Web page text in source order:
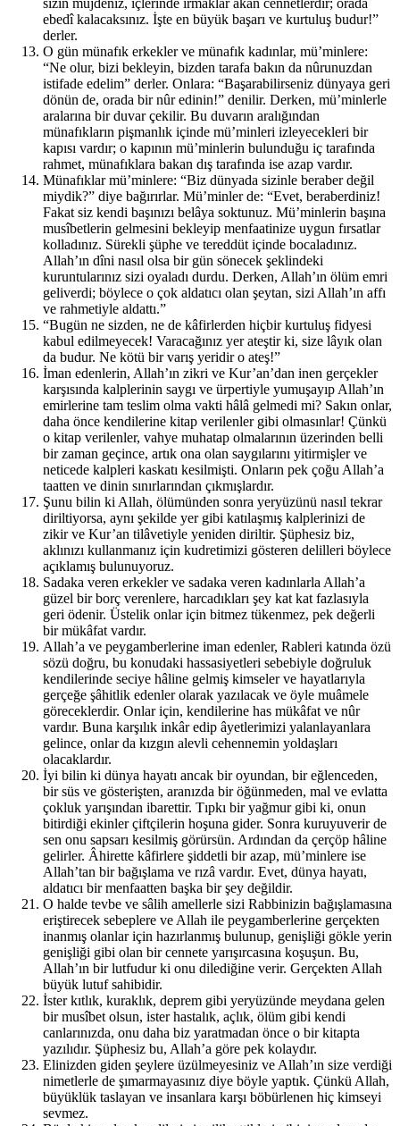
sizin müjdeniz, içlerinde ırmaklar akan cennetlerdir; orada
ebedî kalacaksınız. İşte en büyük başarı ve kurtuluş budur!”
derler.
O gün münafık erkekler ve münafık kadınlar, mü’minlere:
“Ne olur, bizi bekleyin, bizden tarafa bakın da nûrunuzdan
istifade edelim” derler. Onlara: “Başarabilirseniz dünyaya geri
dönün de, orada bir nûr edinin!” denilir. Derken, mü’minlerle
aralarına bir duvar çekilir. Bu duvarın aralığından
münafıkların pişmanlık içinde mü’minleri izleyecekleri bir
kapısı vardır; o kapının mü’minlerin bulunduğu iç tarafında
rahmet, münafıklara bakan dış tarafında ise azap vardır.
Münafıklar mü’minlere: “Biz dünyada sizinle beraber değil
miydik?” diye bağırırlar. Mü’minler de: “Evet, beraberdiniz!
Fakat siz kendi başınızı belâya soktunuz. Mü’minlerin başına
musîbetlerin gelmesini bekleyip menfaatinize uygun fırsatlar
kolladınız. Sürekli şüphe ve tereddüt içinde bocaladınız.
Allah’ın dîni nasıl olsa bir gün sönecek şeklindeki
kuruntularınız sizi oyaladı durdu. Derken, Allah’ın ölüm emri
geliverdi; böylece o çok aldatıcı olan şeytan, sizi Allah’ın affı
ve rahmetiyle aldattı.”
“Bugün ne sizden, ne de kâfirlerden hiçbir kurtuluş fidyesi
kabul edilmeyecek! Varacağınız yer ateştir ki, size lâyık olan
da budur. Ne kötü bir varış yeridir o ateş!”
İman edenlerin, Allah’ın zikri ve Kur’an’dan inen gerçekler
karşısında kalplerinin saygı ve ürpertiyle yumuşayıp Allah’ın
emirlerine tam teslim olma vakti hâlâ gelmedi mi? Sakın onlar,
daha önce kendilerine kitap verilenler gibi olmasınlar! Çünkü
o kitap verilenler, vahye muhatap olmalarının üzerinden belli
bir zaman geçince, artık ona olan saygılarını yitirmişler ve
neticede kalpleri kaskatı kesilmişti. Onların pek çoğu Allah’a
taatten ve dinin sınırlarından çıkmışlardır.
Şunu bilin ki Allah, ölümünden sonra yeryüzünü nasıl tekrar
diriltiyorsa, aynı şekilde yer gibi katılaşmış kalplerinizi de
zikir ve Kur’an tilâvetiyle yeniden diriltir. Şüphesiz biz,
aklınızı kullanmanız için kudretimizi gösteren delilleri böylece
açıklamış bulunuyoruz.
Sadaka veren erkekler ve sadaka veren kadınlarla Allah’a
güzel bir borç verenlere, harcadıkları şey kat kat fazlasıyla
geri ödenir. Üstelik onlar için bitmez tükenmez, pek değerli
bir mükâfat vardır.
Allah’a ve peygamberlerine iman edenler, Rableri katında özü
sözü doğru, bu konudaki hassasiyetleri sebebiyle doğruluk
kendilerinde seciye hâline gelmiş kimseler ve hayatlarıyla
gerçeğe şâhitlik edenler olarak yazılacak ve öyle muâmele
göreceklerdir. Onlar için, kendilerine has mükâfat ve nûr
vardır. Buna karşılık inkâr edip âyetlerimizi yalanlayanlara
gelince, onlar da kızgın alevli cehennemin yoldaşları
olacaklardır.
İyi bilin ki dünya hayatı ancak bir oyundan, bir eğlenceden,
bir süs ve gösterişten, aranızda bir öğünmeden, mal ve evlatta
çokluk yarışından ibarettir. Tıpkı bir yağmur gibi ki, onun
bitirdiği ekinler çiftçilerin hoşuna gider. Sonra kuruyuverir de
sen onu sapsarı kesilmiş görürsün. Ardından da çerçöp hâline
gelirler. Âhirette kâfirlere şiddetli bir azap, mü’minlere ise
Allah’tan bir bağışlama ve rızâ vardır. Evet, dünya hayatı,
aldatıcı bir menfaatten başka bir şey değildir.
O halde tevbe ve sâlih amellerle sizi Rabbinizin bağışlamasına
eriştirecek sebeplere ve Allah ile peygamberlerine gerçekten
inanmış olanlar için hazırlanmış bulunup, genişliği gökle yerin
genişliği gibi olan bir cennete yarışırcasına koşuşun. Bu,
Allah’ın bir lutfudur ki onu dilediğine verir. Gerçekten Allah
büyük lutuf sahibidir.
İster kıtlık, kuraklık, deprem gibi yeryüzünde meydana gelen
bir musîbet olsun, ister hastalık, açlık, ölüm gibi kendi
canlarınızda, onu daha biz yaratmadan önce o bir kitapta
yazılıdır. Şüphesiz bu, Allah’a göre pek kolaydır.
Elinizden giden şeylere üzülmeyesiniz ve Allah’ın size verdiği
nimetlerle de şımarmayasınız diye böyle yaptık. Çünkü Allah,
büyüklük taslayan ve insanlara karşı böbürlenen hiç kimseyi
sevmez.